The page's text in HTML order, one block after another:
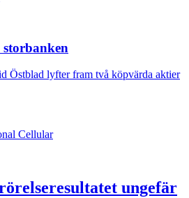
Östblad lyfter fram två köpvärda aktier
Cellular
ungefär